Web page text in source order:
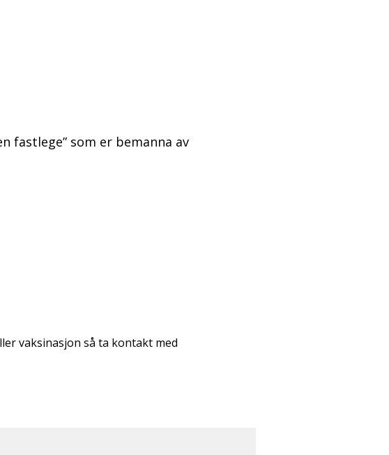
fastlege” som er bemanna av
vaksinasjon så ta kontakt med